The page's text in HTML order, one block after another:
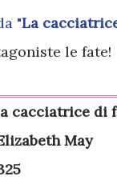
"La
le fate!
cacciatrice di
May